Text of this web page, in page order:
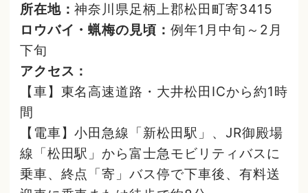
所在地：神奈川県足柄上郡松田町寄3415
ロウバイ・蝋梅の見頃：例年1月中旬～2月
下旬
アクセス：
【車】東名高速道路・大井松田ICから約1時
間
【電車】小田急線「新松田駅」、JR御殿場
線「松田駅」から富士急モビリティバスに
乗車、終点「寄」バス停で下車後、有料送